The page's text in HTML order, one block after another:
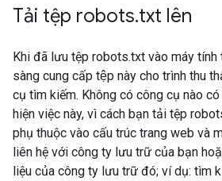
Tải tệp robots.txt lên
Khi đã lưu tệp robots.txt vào máy
sàng cung cấp tệp này cho trình thu
cụ tìm kiếm. Không có công cụ nào
hiện việc này, vì cách bạn tải tệp
phụ thuộc vào cấu trúc trang web và
liên hệ với công ty lưu trữ của bạn
liệu của công ty lưu trữ đó; ví dụ: tìm